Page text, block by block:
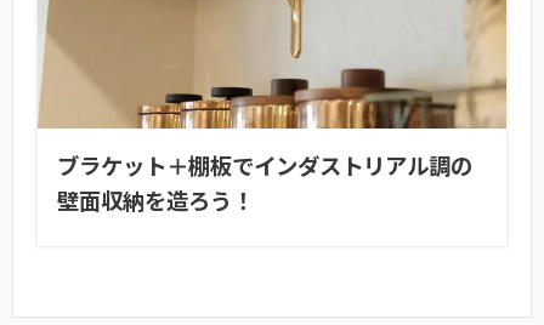
ブラケット＋棚板でインダストリアル調の
壁面収納を造ろう！